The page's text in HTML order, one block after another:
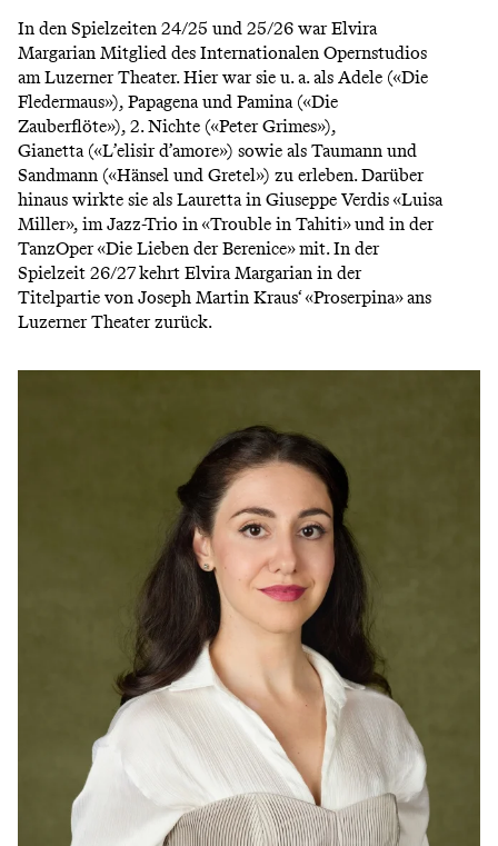
In den Spielzeiten 24/25 und 25/26 war Elvira
Margarian Mitglied des Internationalen Opernstudios
am Luzerner Theater. Hier war sie u. a. als Adele («Die
Fledermaus»), Papagena und Pamina («Die
Zauberflöte»), 2. Nichte («Peter Grimes»),
Gianetta («L’elisir d’amore») sowie als Taumann und
Sandmann («Hänsel und Gretel») zu erleben. Darüber
hinaus wirkte sie als Lauretta in Giuseppe Verdis «Luisa
Miller», im Jazz-Trio in «Trouble in Tahiti» und in der
TanzOper «Die Lieben der Berenice» mit. In der
Spielzeit 26/27 kehrt Elvira Margarian in der
Titelpartie von Joseph Martin Kraus‘ «Proserpina» ans
Luzerner Theater zurück.